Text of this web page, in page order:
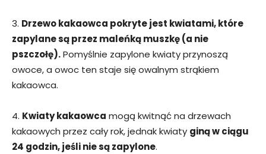
3. Drzewo kakaowca pokryte jest kwiatami, które
zapylane są przez maleńką muszkę (a nie
pszczołę).Pomyślnie zapylone kwiaty przynoszą
owoce, a owoc ten staje się owalnym strąkiem
kakaowca.
4. Kwiaty kakaowca mogą kwitnąć na drzewach
kakaowych przez cały rok, jednak kwiaty giną w ciągu
24 godzin, jeśli nie są zapylone.